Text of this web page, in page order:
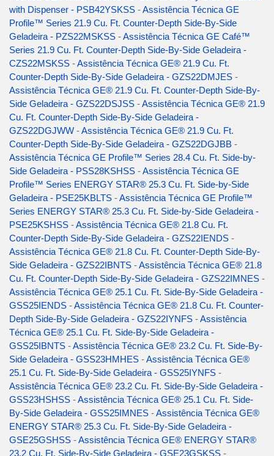
with Dispenser - PSB42YSKSS -Assistência Técnica GE
Profile™ Series 21.9 Cu. Ft. Counter-Depth Side-By-Side
Geladeira - PZS22MSKSS -Assistência Técnica GE Café™
Series 21.9 Cu. Ft. Counter-Depth Side-By-Side Geladeira -
CZS22MSKSS -Assistência Técnica GE® 21.9 Cu. Ft.
Counter-Depth Side-By-Side Geladeira - GZS22DMJES -
Assistência Técnica GE® 21.9 Cu. Ft. Counter-Depth Side-By-
Side Geladeira - GZS22DSJSS -Assistência Técnica GE® 21.9
Cu. Ft. Counter-Depth Side-By-Side Geladeira -
GZS22DGJWW -Assistência Técnica GE® 21.9 Cu. Ft.
Counter-Depth Side-By-Side Geladeira - GZS22DGJBB -
Assistência Técnica GE Profile™ Series 28.4 Cu. Ft. Side-by-
Side Geladeira - PSS28KSHSS -Assistência Técnica GE
Profile™ Series ENERGY STAR® 25.3 Cu. Ft. Side-by-Side
Geladeira - PSE25KBLTS -Assistência Técnica GE Profile™
Series ENERGY STAR® 25.3 Cu. Ft. Side-by-Side Geladeira -
PSE25KSHSS -Assistência Técnica GE® 21.8 Cu. Ft.
Counter-Depth Side-By-Side Geladeira - GZS22IENDS -
Assistência Técnica GE® 21.8 Cu. Ft. Counter-Depth Side-By-
Side Geladeira - GZS22IBNTS -Assistência Técnica GE® 21.8
Cu. Ft. Counter-Depth Side-By-Side Geladeira - GZS22IMNES -
Assistência Técnica GE® 25.1 Cu. Ft. Side-By-Side Geladeira -
GSS25IENDS -Assistência Técnica GE® 21.8 Cu. Ft. Counter-
Depth Side-By-Side Geladeira - GZS22IYNFS -Assistência
Técnica GE® 25.1 Cu. Ft. Side-By-Side Geladeira -
GSS25IBNTS -Assistência Técnica GE® 23.2 Cu. Ft. Side-By-
Side Geladeira - GSS23HMHES -Assistência Técnica GE®
25.1 Cu. Ft. Side-By-Side Geladeira - GSS25IYNFS -
Assistência Técnica GE® 23.2 Cu. Ft. Side-By-Side Geladeira -
GSS23HSHSS -Assistência Técnica GE® 25.1 Cu. Ft. Side-
By-Side Geladeira - GSS25IMNES -Assistência Técnica GE®
ENERGY STAR® 25.3 Cu. Ft. Side-By-Side Geladeira -
GSE25GSHSS -Assistência Técnica GE® ENERGY STAR®
23.2 Cu. Ft. Side-By-Side Geladeira - GSE23GSKSS -